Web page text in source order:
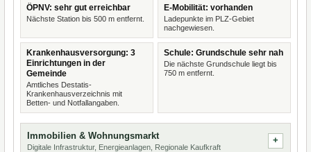
ÖPNV: sehr gut erreichbar
Nächste Station bis 500 m entfernt.
E-Mobilität: vorhanden
Ladepunkte im PLZ-Gebiet
nachgewiesen.
Krankenhausversorgung: 3
Einrichtungen in der
Gemeinde
Amtliches Destatis-
Krankenhausverzeichnis mit
Betten- und Notfallangaben.
Schule: Grundschule sehr nah
Die nächste Grundschule liegt bis
750 m entfernt.
Immobilien & Wohnungsmarkt
Digitale Infrastruktur, Energieanlagen, Regionale Kaufkraft